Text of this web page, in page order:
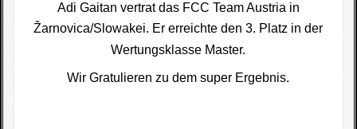
Adi Gaitan vertrat das FCC Team Austria in
Žarnovica/Slowakei. Er erreichte den 3. Platz in der
Wertungsklasse Master.
Wir Gratulieren zu dem super Ergebnis.